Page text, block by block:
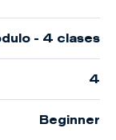
- 4 clases
4
Beginner